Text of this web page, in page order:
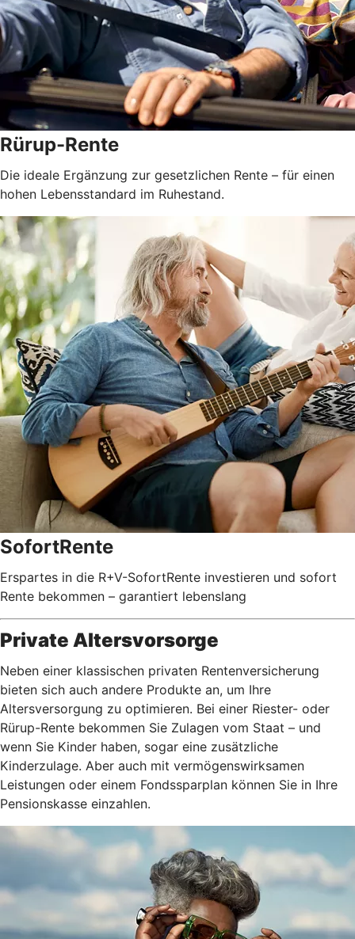
Rürup-Rente
Die ideale Ergänzung zur gesetzlichen Rente – für einen
hohen Lebensstandard im Ruhestand.
SofortRente
Erspartes in die R+V-SofortRente investieren und sofort
Rente bekommen – garantiert lebenslang
Private Altersvorsorge
Neben einer klassischen privaten Rentenversicherung
bieten sich auch andere Produkte an, um Ihre
Altersversorgung zu optimieren. Bei einer Riester- oder
Rürup-Rente bekommen Sie Zulagen vom Staat – und
wenn Sie Kinder haben, sogar eine zusätzliche
Kinderzulage. Aber auch mit vermögenswirksamen
Leistungen oder einem Fondssparplan können Sie in Ihre
Pensionskasse einzahlen.